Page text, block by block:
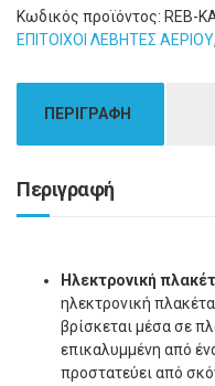
Κωδικός προϊόντος: REB-
ΕΠΙΤΟΙΧΟΙ ΛΕΒΗΤΕΣ ΑΕΡΙΟΥ,
ΠΕΡΙΓΡΑΦΗ
Περιγραφή
Ηλεκτρονική
ηλεκτρονική
βρίσκεται μέσα σε
επικαλυμμένη από
προστατεύει από